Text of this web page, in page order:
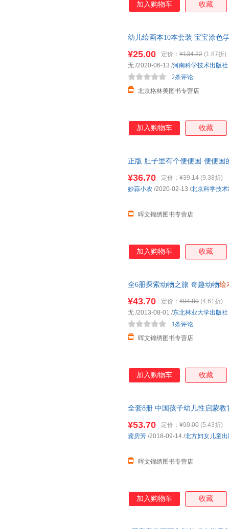
加入购物车 收藏
幼儿绘画本10本套装 宝宝涂色
¥25.00 定价： ¥134.22 (1.87折)
北京格林美图书专营店
2条评论
无 /2020-06-13 /河南科学技术出版社
加入购物车 收藏
正版 肚子里有个便便国·便便
¥36.70 定价： ¥39.14 (9.38折)
晖文锦绣图书专营店
妙蒜小农 /2020-02-13 /北京科学技
加入购物车 收藏
全6册探索动物之旅 奇趣动物绘
¥43.70 定价： ¥94.80 (4.61折)
晖文锦绣图书专营店
1条评论
无 /2013-08-01 /东北林业大学出版社
加入购物车 收藏
全套8册 中国孩子幼儿性启蒙教
¥53.70 定价： ¥99.00 (5.43折)
晖文锦绣图书专营店
龚房芳 /2018-09-14 /北方妇女儿童
加入购物车 收藏